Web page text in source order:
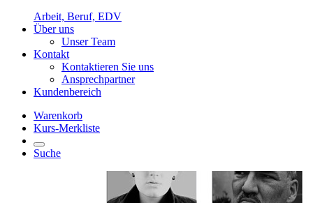
Arbeit, Beruf, EDV
Über uns
Unser Team
Kontakt
Kontaktieren Sie uns
Ansprechpartner
Kundenbereich
Warenkorb
Kurs-Merkliste
Suche